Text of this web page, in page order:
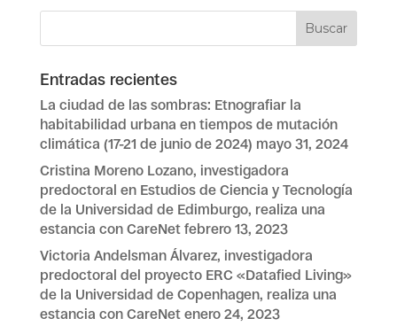
Entradas recientes
La ciudad de las sombras: Etnografiar la
habitabilidad urbana en tiempos de mutación
climática (17-21 de junio de 2024) mayo 31, 2024
Cristina Moreno Lozano, investigadora
predoctoral en Estudios de Ciencia y Tecnología
de la Universidad de Edimburgo, realiza una
estancia con CareNet febrero 13, 2023
Victoria Andelsman Álvarez, investigadora
predoctoral del proyecto ERC «Datafied Living»
de la Universidad de Copenhagen, realiza una
estancia con CareNet enero 24, 2023